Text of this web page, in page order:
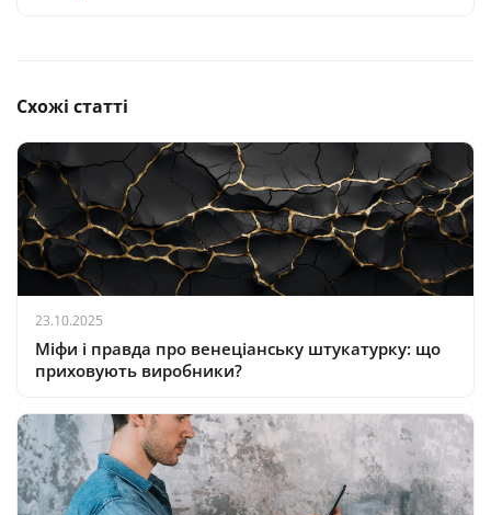
Схожі статті
23.10.2025
Міфи і правда про венеціанську штукатурку: що
приховують виробники?